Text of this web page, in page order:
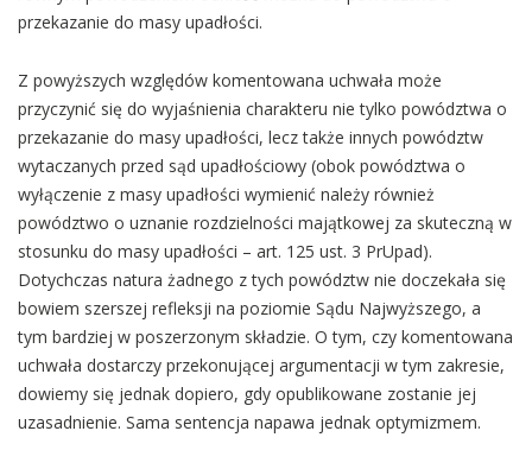
przekazanie do masy upadłości.
Z powyższych względów komentowana uchwała może
przyczynić się do wyjaśnienia charakteru nie tylko powództwa o
przekazanie do masy upadłości, lecz także innych powództw
wytaczanych przed sąd upadłościowy (obok powództwa o
wyłączenie z masy upadłości wymienić należy również
powództwo o uznanie rozdzielności majątkowej za skuteczną w
stosunku do masy upadłości – art. 125 ust. 3 PrUpad).
Dotychczas natura żadnego z tych powództw nie doczekała się
bowiem szerszej refleksji na poziomie Sądu Najwyższego, a
tym bardziej w poszerzonym składzie. O tym, czy komentowana
uchwała dostarczy przekonującej argumentacji w tym zakresie,
dowiemy się jednak dopiero, gdy opublikowane zostanie jej
uzasadnienie. Sama sentencja napawa jednak optymizmem.